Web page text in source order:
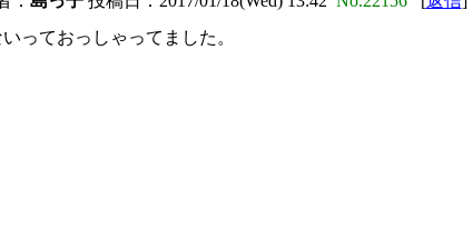
っておっしゃってました。